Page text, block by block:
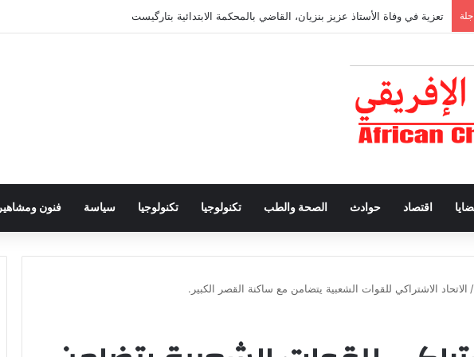
تعزية في وفاة الأستاذ عزيز بنزيان، القاضي بالمحكمة الابتدائية بتارگيست
اقتصاد حوادث الصحة والطب تكنولوجيا تكنولوجيا سياسة فنون ومشاهير
/ الاتحاد الاشتراكي للقوات الشعبية يتضامن مع ساكنة القصر الكبير.